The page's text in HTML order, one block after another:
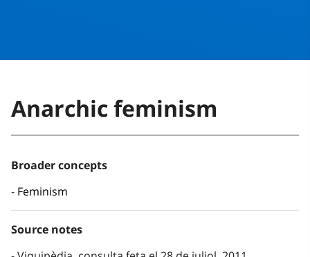
Anarchic feminism
Broader concepts
Feminism
Source notes